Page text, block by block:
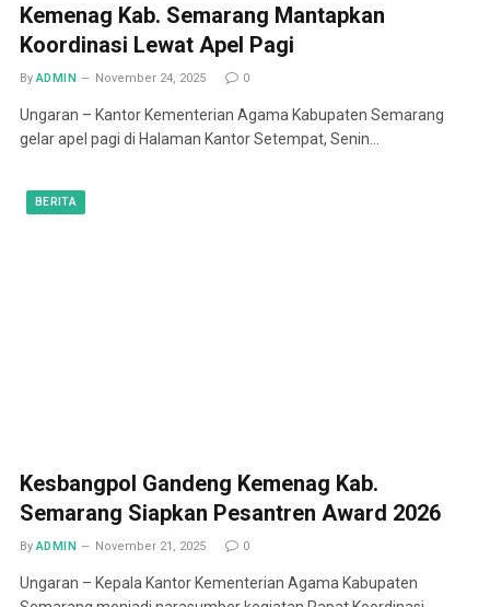
Kemenag Kab. Semarang Mantapkan
Koordinasi Lewat Apel Pagi
By ADMIN November 24, 2025 0
Ungaran – Kantor Kementerian Agama Kabupaten Semarang
gelar apel pagi di Halaman Kantor Setempat, Senin…
BERITA
Kesbangpol Gandeng Kemenag Kab.
Semarang Siapkan Pesantren Award 2026
By ADMIN November 21, 2025 0
Ungaran – Kepala Kantor Kementerian Agama Kabupaten